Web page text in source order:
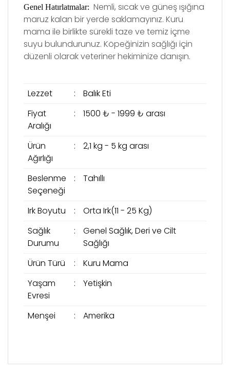
Genel Hatırlatmalar: Nemli, sıcak ve güneş ışığına
maruz kalan bir yerde saklamayınız. Kuru
mama ile birlikte sürekli taze ve temiz içme
suyu bulundurunuz. Köpeğinizin sağlığı için
düzenli olarak veteriner hekiminize danışın.
Lezzet :
Balık Eti
Fiyat
Aralığı
: 1500 ₺ - 1999 ₺ arası
Ürün
Ağırlığı
: 2,1 kg - 5 kg arası
Beslenme
Seçeneği
: Tahıllı
Irk Boyutu :
Orta Irk(11 - 25 Kg)
Sağlık
Durumu
:
Genel Sağlık, Deri ve Cilt
Sağlığı
Ürün Türü
:
Kuru Mama
Yaşam
Evresi
: Yetişkin
Menşei : Amerika
Bu ürüne ilk yorumu siz yapın!
ve diğer konularda yetersiz gördüğünüz noktaları